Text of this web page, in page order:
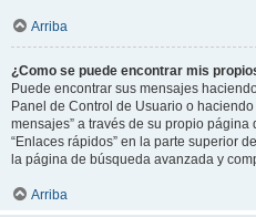
Arriba
¿Como se puede encontrar mis
Puede encontrar sus mensajes
Panel de Control de Usuario o
mensajes” a través de su propio
“Enlaces rápidos” en la parte superior
la página de búsqueda avanzada y
Arriba